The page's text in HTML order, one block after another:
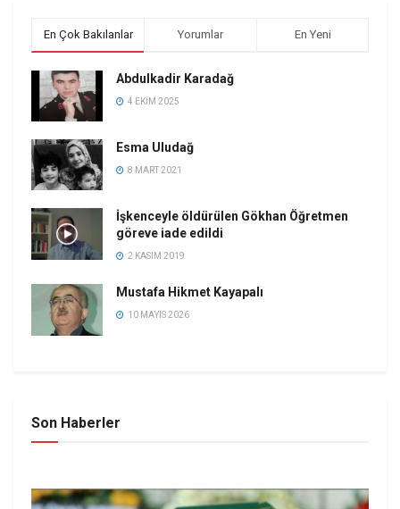
En Çok Bakılanlar Yorumlar En Yeni
Abdulkadir Karadağ
4 EKIM 2025
Esma Uludağ
8 MART 2021
İşkenceyle öldürülen Gökhan Öğretmen
göreve iade edildi
2 KASIM 2019
Mustafa Hikmet Kayapalı
10 MAYIS 2026
Son Haberler